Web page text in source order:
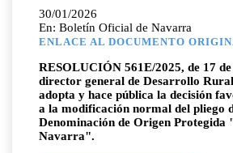
30/01/2026
En: Boletín Oficial de Navarra
ENLACE AL DOCUMENTO
RESOLUCIÓN 561E/2025, de 17
director general de Desarrollo
adopta y hace pública la decisión
a la modificación normal del pliego
Denominación de Origen Protegida
Navarra".